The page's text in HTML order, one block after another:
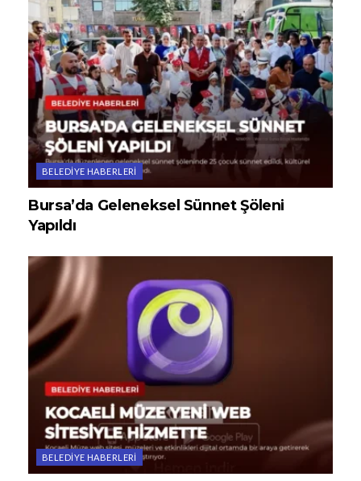
BELEDIYE HABERLERI
Bursa’da Geleneksel Sünnet Şöleni
Yapıldı
BELEDIYE HABERLERI